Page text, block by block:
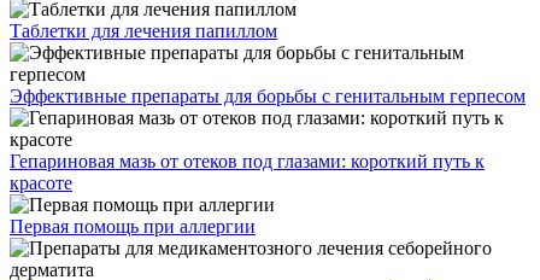
Таблетки для лечения папиллом
Эффективные препараты для борьбы с генитальным герпесом
Гепариновая мазь от отеков под глазами: короткий путь к
красоте
Первая помощь при аллергии